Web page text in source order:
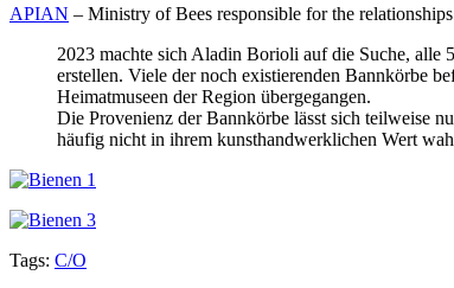
APIAN – Ministry of Bees responsible for the
2023 machte sich Aladin Borioli auf die Suche, alle
erstellen. Viele der noch existierenden Bannkörbe
Heimatmuseen der Region übergegangen.
Die Provenienz der Bannkörbe lässt sich teilweise
häufig nicht in ihrem kunsthandwerklichen Wert
Tags: C/O